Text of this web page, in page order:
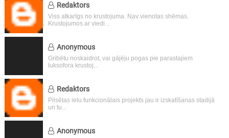
Redaktors
Viss atkarīgs no krustojuma. Nav vienotas shēmas.
Krustojumos ar viedi...
Anonymous
Gribētu noskaidrot, vai gājēju pogas pie parastajiem
luksofora krustoj...
Redaktors
Pilsētas ielu funkcionālais projekts jau ir izskatīšanas stadijā
un tu...
Anonymous